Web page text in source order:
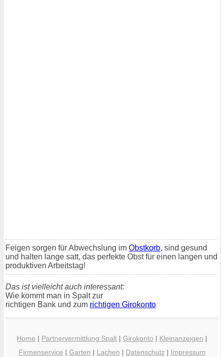
Feigen sorgen für Abwechslung im Obstkorb, sind gesund
und halten lange satt, das perfekte Obst für einen langen und
produktiven Arbeitstag!
Das ist vielleicht auch interessant:
Wie kommt man in Spalt zur
richtigen Bank und zum richtigen Girokonto
Home | Partnervermittlung Spalt | Girokonto | Kleinanzeigen |
Firmenservice | Garten | Lachen | Datenschutz | Impressum